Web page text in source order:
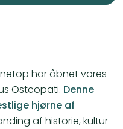
har åbnet vores
Osteopati. Denne
hjørne af
af historie, kultur